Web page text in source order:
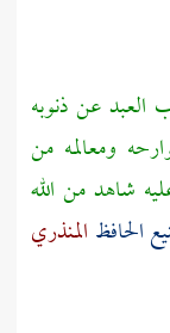
العبد عن ذنوبه
ومعالمه من
شاهد من الله
الحافظ المنذري